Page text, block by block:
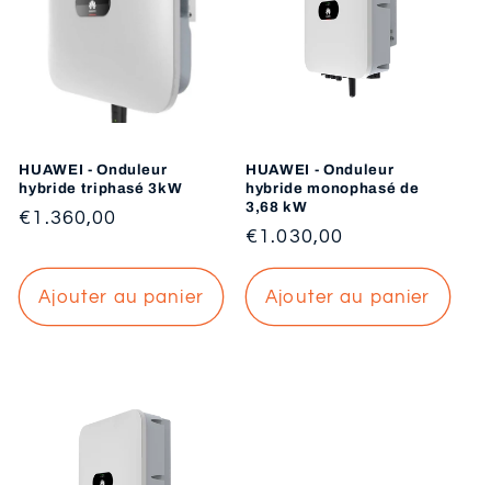
HUAWEI - Onduleur
hybride triphasé 3kW
Prix
€1.360,00
Ajouter au panier
HUAWEI - Onduleur
hybride monophasé de
3,68 kW
Prix
habituel
€1.030,00
Ajouter au panier